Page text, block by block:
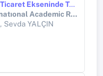
Üretim Ve Dış Ticaret Ekseninde Türkiye’deki Yağlı Tohum Tarımının Yetkinliği (2002-2017)
IV. INES Internatıonal Academic Research Congress (INES - 2018)
, Sevda YALÇIN